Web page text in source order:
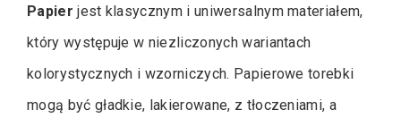
Papier jest klasycznym i uniwersalnym materiałem,
który występuje w niezliczonych wariantach
kolorystycznych i wzorniczych. Papierowe torebki
mogą być gładkie, lakierowane, z tłoczeniami, a